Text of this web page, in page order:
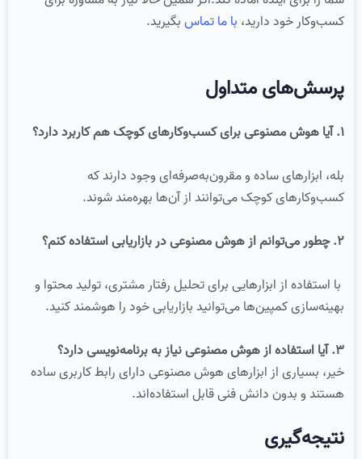
کسب‌وکار خود دارید، با ما تماسبگیرید.
پرسش‌های متداول
۱. آیا هوش مصنوعی برای کسب‌وکارهای کوچک هم کاربرد دارد؟
بله، ابزارهای ساده و مقرون‌به‌صرفه‌ای وجود دارند که
کسب‌وکارهای کوچک می‌توانند از آن‌ها بهره‌مند شوند.
۲. چطور می‌توانم از هوش مصنوعی در بازاریابی استفاده کنم؟
با استفاده از ابزارهایی برای تحلیل رفتار مشتری، تولید محتوا و
بهینه‌سازی کمپین‌ها می‌توانید بازاریابی خود را هوشمند کنید.
۳. آیا استفاده از هوش مصنوعی نیاز به برنامه‌نویسی دارد؟
خیر، بسیاری از ابزارهای هوش مصنوعی دارای رابط کاربری ساده
هستند و بدون دانش فنی قابل استفاده‌اند.
نتیجه‌گیری